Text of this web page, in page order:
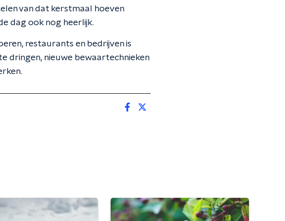
van dat kerstmaal hoeven
dag ook nog heerlijk.
restaurants en bedrijven is
dringen, nieuwe bewaartechnieken